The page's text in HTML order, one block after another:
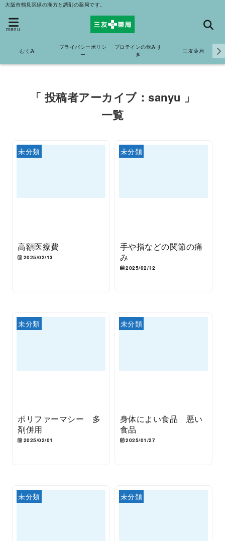
大阪市鶴見区緑の漢方と調剤の薬局です。
menu
むくみ
プライバシーポリシ
ー
プロテインの飲みす
ぎ
三友薬局
「 投稿者アーカイブ：sanyu 」
一覧
未分類
高額医療費
2025/02/13
未分類
手や指などの関節の痛
み
2025/02/12
未分類
ポリファーマシー 多
剤併用
2025/02/01
未分類
身体によい食品 悪い
食品
2025/01/27
未分類 未分類